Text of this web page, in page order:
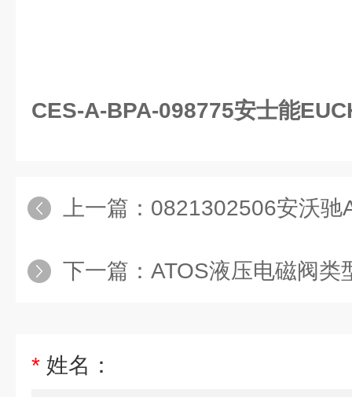
CES-A-BPA-098775安士能
上一篇： 0821302506安沃驰
下一篇： ATOS液压电磁阀类型
* 姓名：